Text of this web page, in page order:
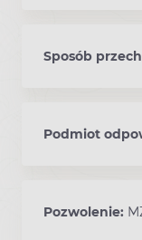
Sposób
Podmiot
Pozwolenie: